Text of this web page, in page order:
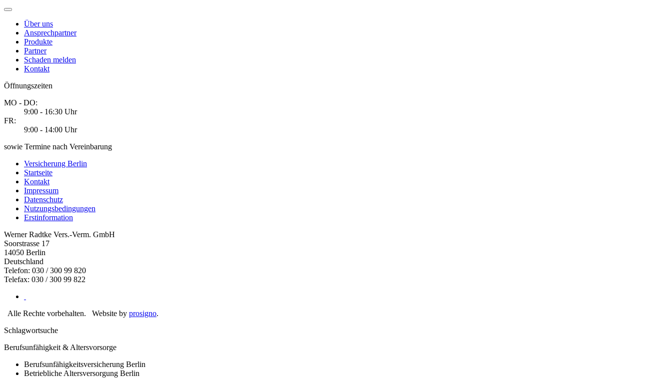
Über uns
Ansprechpartner
Produkte
Partner
Schaden melden
Kontakt
Öffnungszeiten
MO - DO:
9:00 - 16:30 Uhr
FR:
9:00 - 14:00 Uhr
sowie Termine nach Vereinbarung
Versicherung Berlin
Startseite
Kontakt
Impressum
Datenschutz
Nutzungsbedingungen
Erstinformation
Werner Radtke Vers.-Verm. GmbH
Soorstrasse 17
14050 Berlin
Deutschland
Telefon: 030 / 300 99 820
Telefax: 030 / 300 99 822
Alle Rechte vorbehalten. Website by prosigno.
Schlagwortsuche
Berufsunfähigkeit & Altersvorsorge
Berufsunfähigkeitsversicherung Berlin
Betriebliche Altersversorgung Berlin